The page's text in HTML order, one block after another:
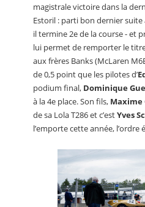
magistrale victoire dans la
Estoril : parti bon dernier
il termine 2e de la course - et
lui permet de remporter le
aux frères Banks (McLaren
de 0,5 point que les pilotes d’
podium final, Dominique
à la 4e place. Son fils, Maxime
de sa Lola T286 et c’estYves
l’emporte cette année, l’ordre